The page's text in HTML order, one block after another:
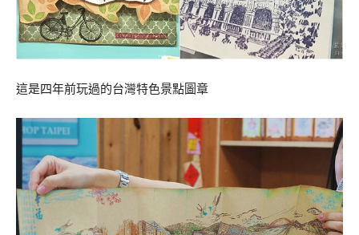
這是四年前玩過的台灣特色景點圖章